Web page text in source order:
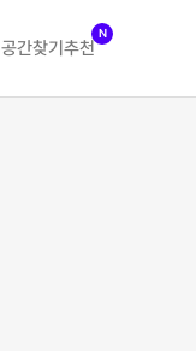
공간찾기 추천
N